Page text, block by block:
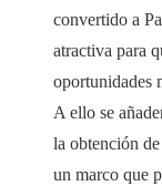
convertido a
atractiva para
oportunidades
A ello se
la obtención
un marco que